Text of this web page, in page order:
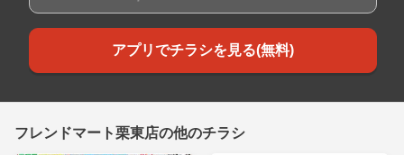
アプリでチラシを見る(無料)
フレンドマート栗東店の他のチラシ